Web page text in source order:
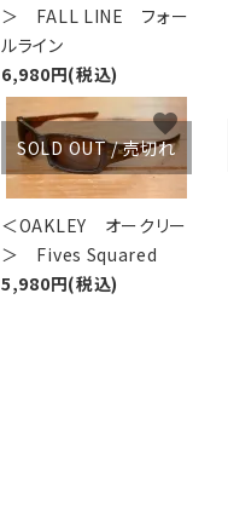
＞ FALL LINE フォー
ルライン
6,980円(税込)
SOLD OUT / 売切れ
＜OAKLEY オークリー
＞ Fives Squared
5,980円(税込)
favorite